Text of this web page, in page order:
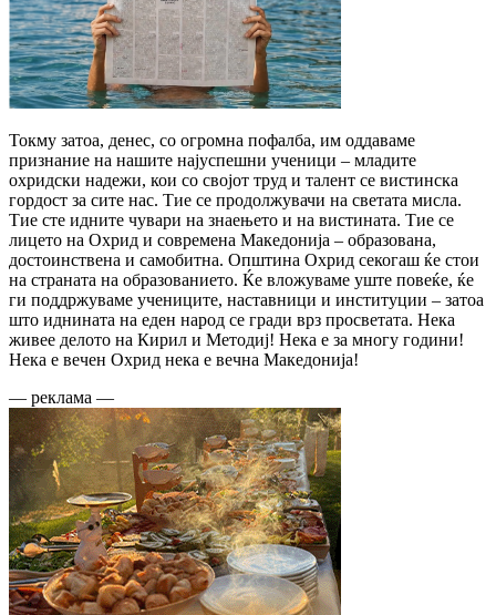
Токму затоа, денес, со огромна пофалба, им оддаваме
признание на нашите најуспешни ученици – младите
охридски надежи, кои со својот труд и талент се вистинска
гордост за сите нас. Тие се продолжувачи на светата мисла.
Тие сте идните чувари на знаењето и на вистината. Тие се
лицето на Охрид и современа Македонија – образована,
достоинствена и самобитна. Општина Охрид секогаш ќе стои
на страната на образованието. Ќе вложуваме уште повеќе, ќе
ги поддржуваме учениците, наставници и институции – затоа
што иднината на еден народ се гради врз просветата. Нека
живее делото на Кирил и Методиј! Нека е за многу години!
Нека е вечен Охрид нека е вечна Македонија!
— реклама —